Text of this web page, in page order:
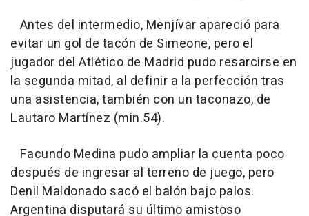
Antes del intermedio, Menjívar apareció para
evitar un gol de tacón de Simeone, pero el
jugador del Atlético de Madrid pudo resarcirse en
la segunda mitad, al definir a la perfección tras
una asistencia, también con un taconazo, de
Lautaro Martínez (min.54).
Facundo Medina pudo ampliar la cuenta poco
después de ingresar al terreno de juego, pero
Denil Maldonado sacó el balón bajo palos.
Argentina disputará su último amistoso